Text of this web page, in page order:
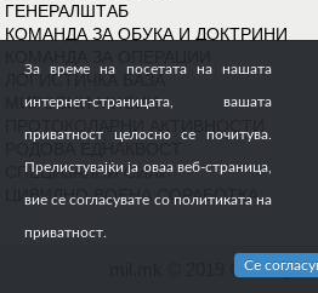
ГЕНЕРАЛШТАБ
КОМАНДА ЗА ОБУКА И ДОКТРИНИ
ЛОГИСТИЧКА БАЗА
МИРОВНИ МИСИИ
СПЕЦИЈАЛНИ СИЛИ
ЦИВИЛНО ВОЕНА СОРАБОТКА
mil.mk © 2019 Сите
За време на посетата на нашата
интернет-страницата, вашата
приватност целосно се почитува.
Прелистувајќи ја оваа веб-страница,
вие се согласувате со политиката на
приватност.
Се